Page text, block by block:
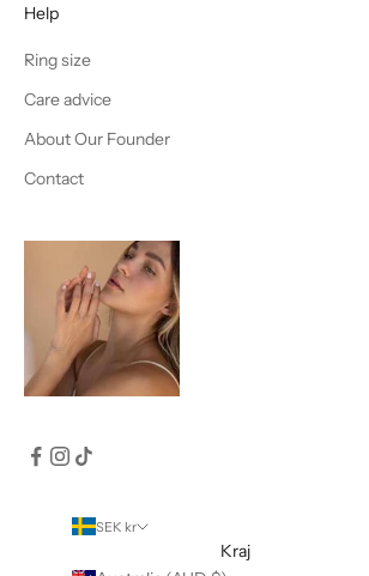
Help
Ring size
Care advice
About Our Founder
Contact
SEK kr
Kraj